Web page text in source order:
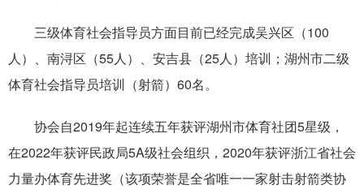
三级体育社会指导员方面目前已经完成吴兴区（100
人）、南浔区（55人）、安吉县（25人）培训；湖州市二级
体育社会指导员培训（射箭）60名。
协会自2019年起连续五年获评湖州市体育社团5星级，
在2022年获评民政局5A级社会组织，2020年获评浙江省社会
力量办体育先进奖（该项荣誉是全省唯一一家射击射箭类协